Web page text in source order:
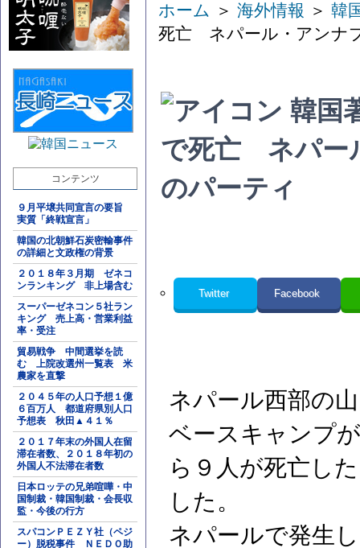
コンテンツ
９月平壌共同宣言の要旨
実質「終戦宣言」
韓国の北朝鮮石炭密輸事件
の詳細と文政権の背景
２０１８年３月期 ゼネコ
ンランキング 非上場含む
スーパーゼネコン５社ラン
キング 売上高・営業利益
率・受注
貿易戦争 中間選挙を読
む 上院改選州一覧表 米
農家を直撃
２０４５年の人口予想１億
６百万人 都道府県別人口
予想表 秋田▲４１％
２０１７年末の外国人在留
滞在者数、２０１８年初の
外国人不法滞在者数
日本ロッテの兄弟喧嘩・中
国制裁・韓国制裁・会長収
監・今後の行方
スパコンＰＥＺＹ社（ペジ
ー）脱税事件 ＮＥＤＯ助
ホーム ＞ 海外情報 ＞ 韓
死亡 ネパール・アンナ
韓国
で死亡 ネパー
のパーティ
Twitter Facebook
ネパール西部の
ベースキャンプ
ら９人が死亡し
した。
ネパールで発生